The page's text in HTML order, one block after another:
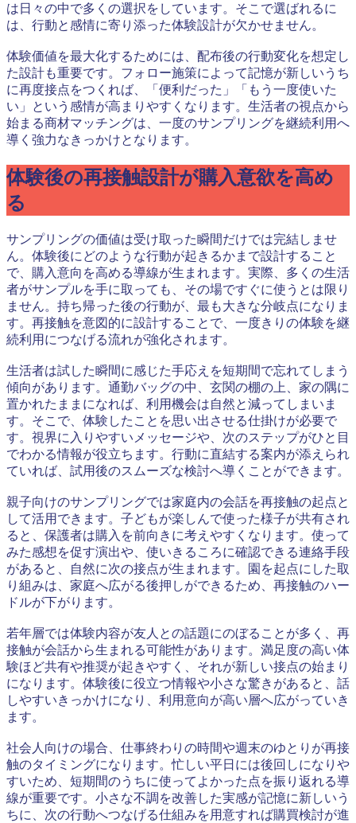
は日々の中で多くの選択をしています。そこで選ばれるに
は、行動と感情に寄り添った体験設計が欠かせません。
体験価値を最大化するためには、配布後の行動変化を想定し
た設計も重要です。フォロー施策によって記憶が新しいうち
に再度接点をつくれば、「便利だった」「もう一度使いた
い」という感情が高まりやすくなります。生活者の視点から
始まる商材マッチングは、一度のサンプリングを継続利用へ
導く強力なきっかけとなります。
体験後の再接触設計が購入意欲を高め
る
サンプリングの価値は受け取った瞬間だけでは完結しませ
ん。体験後にどのような行動が起きるかまで設計すること
で、購入意向を高める導線が生まれます。実際、多くの生活
者がサンプルを手に取っても、その場ですぐに使うとは限り
ません。持ち帰った後の行動が、最も大きな分岐点になりま
す。再接触を意図的に設計することで、一度きりの体験を継
続利用につなげる流れが強化されます。
生活者は試した瞬間に感じた手応えを短期間で忘れてしまう
傾向があります。通勤バッグの中、玄関の棚の上、家の隅に
置かれたままになれば、利用機会は自然と減ってしまいま
す。そこで、体験したことを思い出させる仕掛けが必要で
す。視界に入りやすいメッセージや、次のステップがひと目
でわかる情報が役立ちます。行動に直結する案内が添えられ
ていれば、試用後のスムーズな検討へ導くことができます。
親子向けのサンプリングでは家庭内の会話を再接触の起点と
して活用できます。子どもが楽しんで使った様子が共有され
ると、保護者は購入を前向きに考えやすくなります。使って
みた感想を促す演出や、使いきるころに確認できる連絡手段
があると、自然に次の接点が生まれます。園を起点にした取
り組みは、家庭へ広がる後押しができるため、再接触のハー
ドルが下がります。
若年層では体験内容が友人との話題にのぼることが多く、再
接触が会話から生まれる可能性があります。満足度の高い体
験ほど共有や推奨が起きやすく、それが新しい接点の始まり
になります。体験後に役立つ情報や小さな驚きがあると、話
しやすいきっかけになり、利用意向が高い層へ広がっていき
ます。
社会人向けの場合、仕事終わりの時間や週末のゆとりが再接
触のタイミングになります。忙しい平日には後回しになりや
すいため、短期間のうちに使ってよかった点を振り返れる導
線が重要です。小さな不調を改善した実感が記憶に新しいう
ちに、次の行動へつなげる仕組みを用意すれば購買検討が進